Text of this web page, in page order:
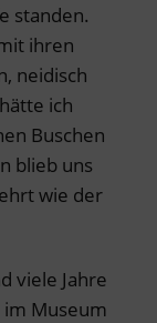
standen.
ihren
neidisch
ich
Buschen
blieb uns
wie der
viele Jahre
Museum